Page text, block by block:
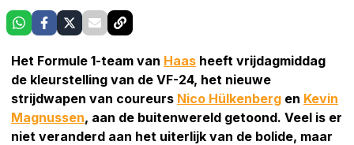
Het Formule 1-team van Haas heeft vrijdagmiddag
de kleurstelling van de VF-24, het nieuwe
strijdwapen van coureurs Nico Hülkenberg en Kevin
Magnussen, aan de buitenwereld getoond. Veel is er
niet veranderd aan het uiterlijk van de bolide, maar